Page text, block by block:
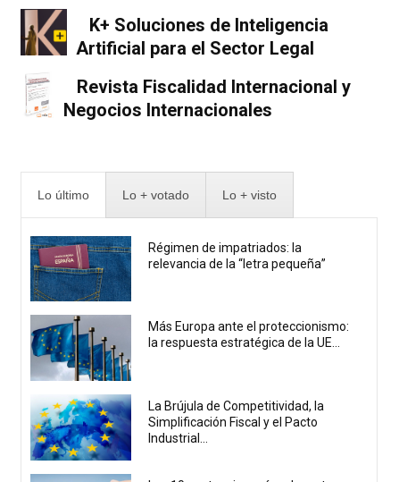
K+ Soluciones de Inteligencia
Artificial para el Sector Legal
Revista Fiscalidad Internacional y
Negocios Internacionales
Lo último Lo + votado Lo + visto
Régimen de impatriados: la
relevancia de la “letra pequeña”
Más Europa ante el proteccionismo:
la respuesta estratégica de la UE...
La Brújula de Competitividad, la
Simplificación Fiscal y el Pacto
Industrial...